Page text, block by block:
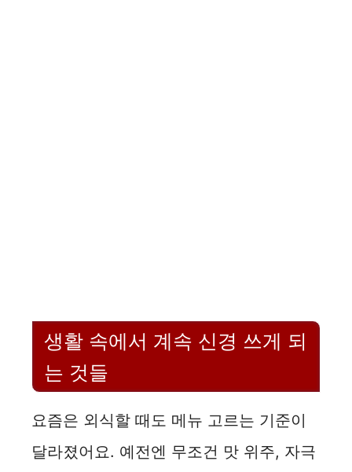
생활 속에서 계속 신경 쓰게 되
는 것들
요즘은 외식할 때도 메뉴 고르는 기준이
달라졌어요. 예전엔 무조건 맛 위주, 자극